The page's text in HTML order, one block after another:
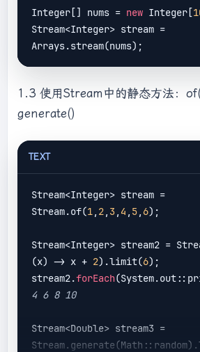
Integer[] nums = new Integer[
Stream<Integer> stream =
1.3 使用Stream中的静态方法：
generate()
TEXT
Stream<Integer> stream =
Stream.of(1, 2, 3, 4 , 5, 6);
Stream<Integer> stream2 =
(x) -> x + 2).limit(6);
stream2.forEach
4 6 8 10
Stream<Double> stream3 =